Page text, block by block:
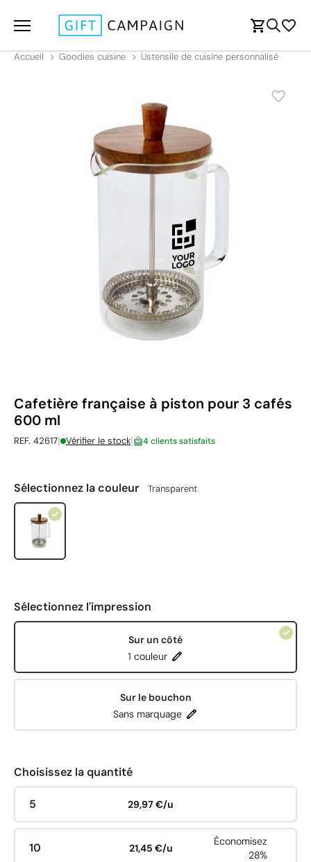
Accueil Goodies cuisine Ustensile de cuisine personnalisé
Cafetière française à piston pour 3 cafés
600 ml
REF. 42617| Vérifier le stock| 4 clients satisfaits
Sélectionnez la couleur Transparent
Sélectionnez l'impression
Sur un côté
1 couleur
Sur le bouchon
Sans marquage
Choisissez la quantité
5 29,97 €/u
10 21,45 €/u
Économisez
28%